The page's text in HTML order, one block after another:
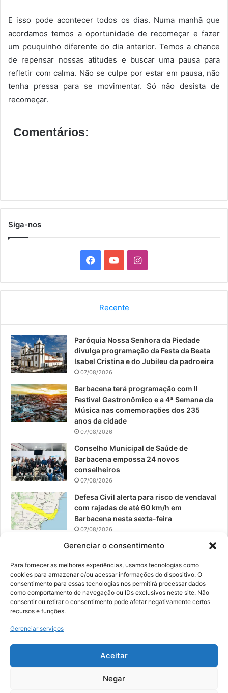
Gerenciar o consentimento
Para fornecer as melhores experiências, usamos tecnologias como
cookies para armazenar e/ou acessar informações do dispositivo. O
consentimento para essas tecnologias nos permitirá processar dados
como comportamento de navegação ou IDs exclusivos neste site. Não
consentir ou retirar o consentimento pode afetar negativamente certos
recursos e funções.
Gerenciar serviços
Aceitar
Negar
E isso pode acontecer todos os dias. Numa manhã que
acordamos temos a oportunidade de recomeçar e fazer
um pouquinho diferente do dia anterior. Temos a chance
de repensar nossas atitudes e buscar uma pausa para
refletir com calma. Não se culpe por estar em pausa, não
tenha pressa para se movimentar. Só não desista de
recomeçar.
Comentários:
Siga-nos
a
b
o
k
o
u
b
I
n
a
g
a
Recente
Paróquia Nossa Senhora da Piedade
divulga programação da Festa da Beata
Isabel Cristina e do Jubileu da padroeira
07/08/2026
Barbacena terá programação com II
Festival Gastronômico e a 4ª Semana da
Música nas comemorações dos 235
anos da cidade
07/08/2026
Conselho Municipal de Saúde de
Barbacena empossa 24 novos
conselheiros
07/08/2026
Defesa Civil alerta para risco de vendaval
com rajadas de até 60 km/h em
Barbacena nesta sexta-feira
07/08/2026
EPCAR tem a melhor nota do IDEB no
06/08/2026
© 2026, Todos os direitos reservados | Desenvolvido por:
Digital Business| Hospedado por:NP Publicidade
Fale Conosco
Sobre Nós
Política de Segurança e Privacidade